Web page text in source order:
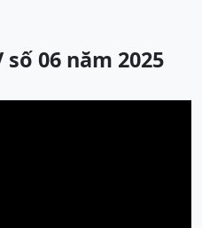
06 năm 2025